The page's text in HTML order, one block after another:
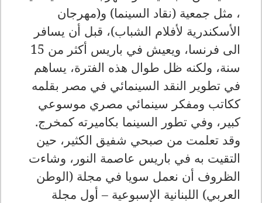
، مثل جمعية (نقاد السينما) و(مهرجان
الأسكندرية لأفلام الشباب)، قبل أن يسافر
الى فرنسا، ويعيش في باريس أكثر من 15
سنة، ولكنه ظل طوال هذه الفترة، يساهم
في تطوير النقد السينمائي في مصر بقلمه
ككاتب ومفكر سينمائي مصري موسوعي
كبير، وفي تطور السينما بكاميرته كمخرج.
وقد تعلمت من صبحي شفيق الكثير، حين
التقيت به في باريس عاصمة النور، وشاءت
الظروف أن نعمل سويا في مجلة (الوطن
العربي) اللبنانية الإسبوعية – أول مجلة